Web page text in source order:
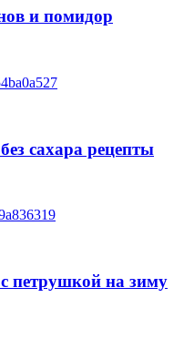
и помидор
сахара рецепты
петрушкой на зиму